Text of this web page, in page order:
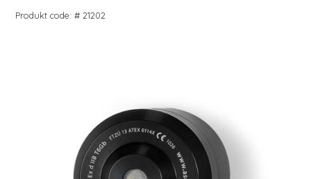
Produkt code: # 21202